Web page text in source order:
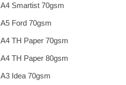
Smartist 70gsm
Ford 70gsm
TH Paper 70gsm
TH Paper 80gsm
Idea 70gsm